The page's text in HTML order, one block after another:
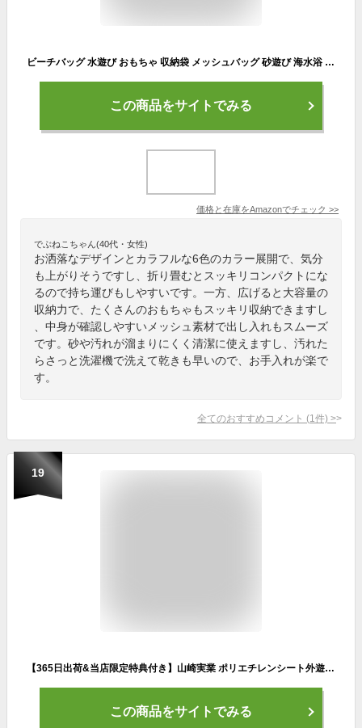
ビーチバッグ 水遊び おもちゃ 収納袋 メッシュバッグ 砂遊び 海水浴 ショッピング ビーチ おもちゃ入れ 折り畳み式 持ち運び便利 (ダークパープル)
この商品をサイトでみる
価格と在庫をAmazonでチェック >>
でぶねこちゃん(40代・女性)
お洒落なデザインとカラフルな6色のカラー展開で、気分
も上がりそうですし、折り畳むとスッキリコンパクトにな
るので持ち運びもしやすいです。一方、広げると大容量の
収納力で、たくさんのおもちゃもスッキリ収納できますし
、中身が確認しやすいメッシュ素材で出し入れもスムーズ
です。砂や汚れが溜まりにくく清潔に使えますし、汚れた
らさっと洗濯機で洗えて乾きも早いので、お手入れが楽で
す。
全てのおすすめコメント (1 件) >
19
【365日出荷&当店限定特典付き】山崎実業 ポリエチレンシート外遊び収納バッグ タワー tower 公式 収納 ストライダー バッグ 袋 収納袋 80L ポケット付 持ち手 持ち運び ペダルなし自転車 おもちゃ アウトドア 1846 1847
この商品をサイトでみる